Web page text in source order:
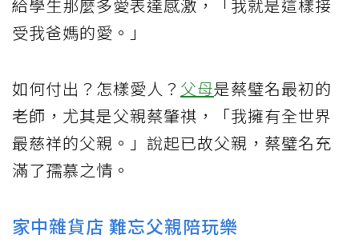
給學生那麼多愛表達感激，「我就是這樣接
受我爸媽的愛。」
如何付出？怎樣愛人？ 父母是蔡璧名最初的
老師，尤其是父親蔡肇祺，「我擁有全世界
最慈祥的父親。」說起已故父親，蔡璧名充
滿了孺慕之情。
家中雜貨店 難忘父親陪玩樂